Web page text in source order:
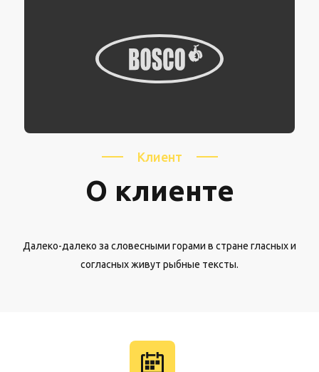
Клиент
О клиенте
Далеко-далеко за словесными горами в стране гласных и
согласных живут рыбные тексты.